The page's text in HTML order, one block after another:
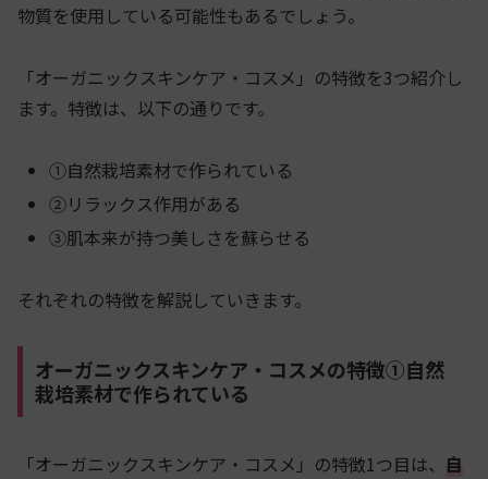
物質を使用している可能性もあるでしょう。
「オーガニックスキンケア・コスメ」の特徴を3つ紹介し
ます。特徴は、以下の通りです。
①自然栽培素材で作られている
②リラックス作用がある
③肌本来が持つ美しさを蘇らせる
それぞれの特徴を解説していきます。
オーガニックスキンケア・コスメの特徴①自然
栽培素材で作られている
「オーガニックスキンケア・コスメ」の特徴1つ目は、 自